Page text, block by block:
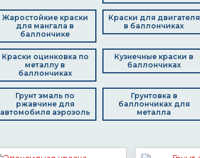
Жаростойкие краски
для мангала в
баллончике
Краски для двигателя
в баллончиках
Краски оцинковка по
металлу в
баллончиках
Кузнечные краски в
баллончиках
Грунт эмаль по
ржавчине для
автомобиля аэрозоль
Грунтовка в
баллончиках для
металла